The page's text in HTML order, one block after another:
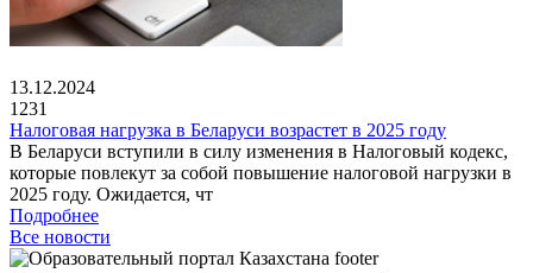
13.12.2024
1231
Налоговая нагрузка в Беларуси возрастет в 2025 году
В Беларуси вступили в силу изменения в Налоговый кодекс,
которые повлекут за собой повышение налоговой нагрузки в
2025 году. Ожидается, чт
Подробнее
Все новости